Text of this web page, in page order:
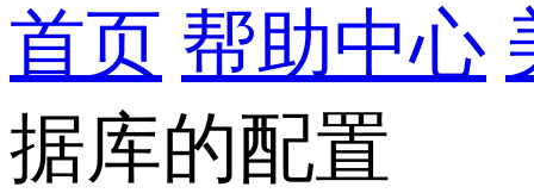
首页 帮助中心
据库的配置